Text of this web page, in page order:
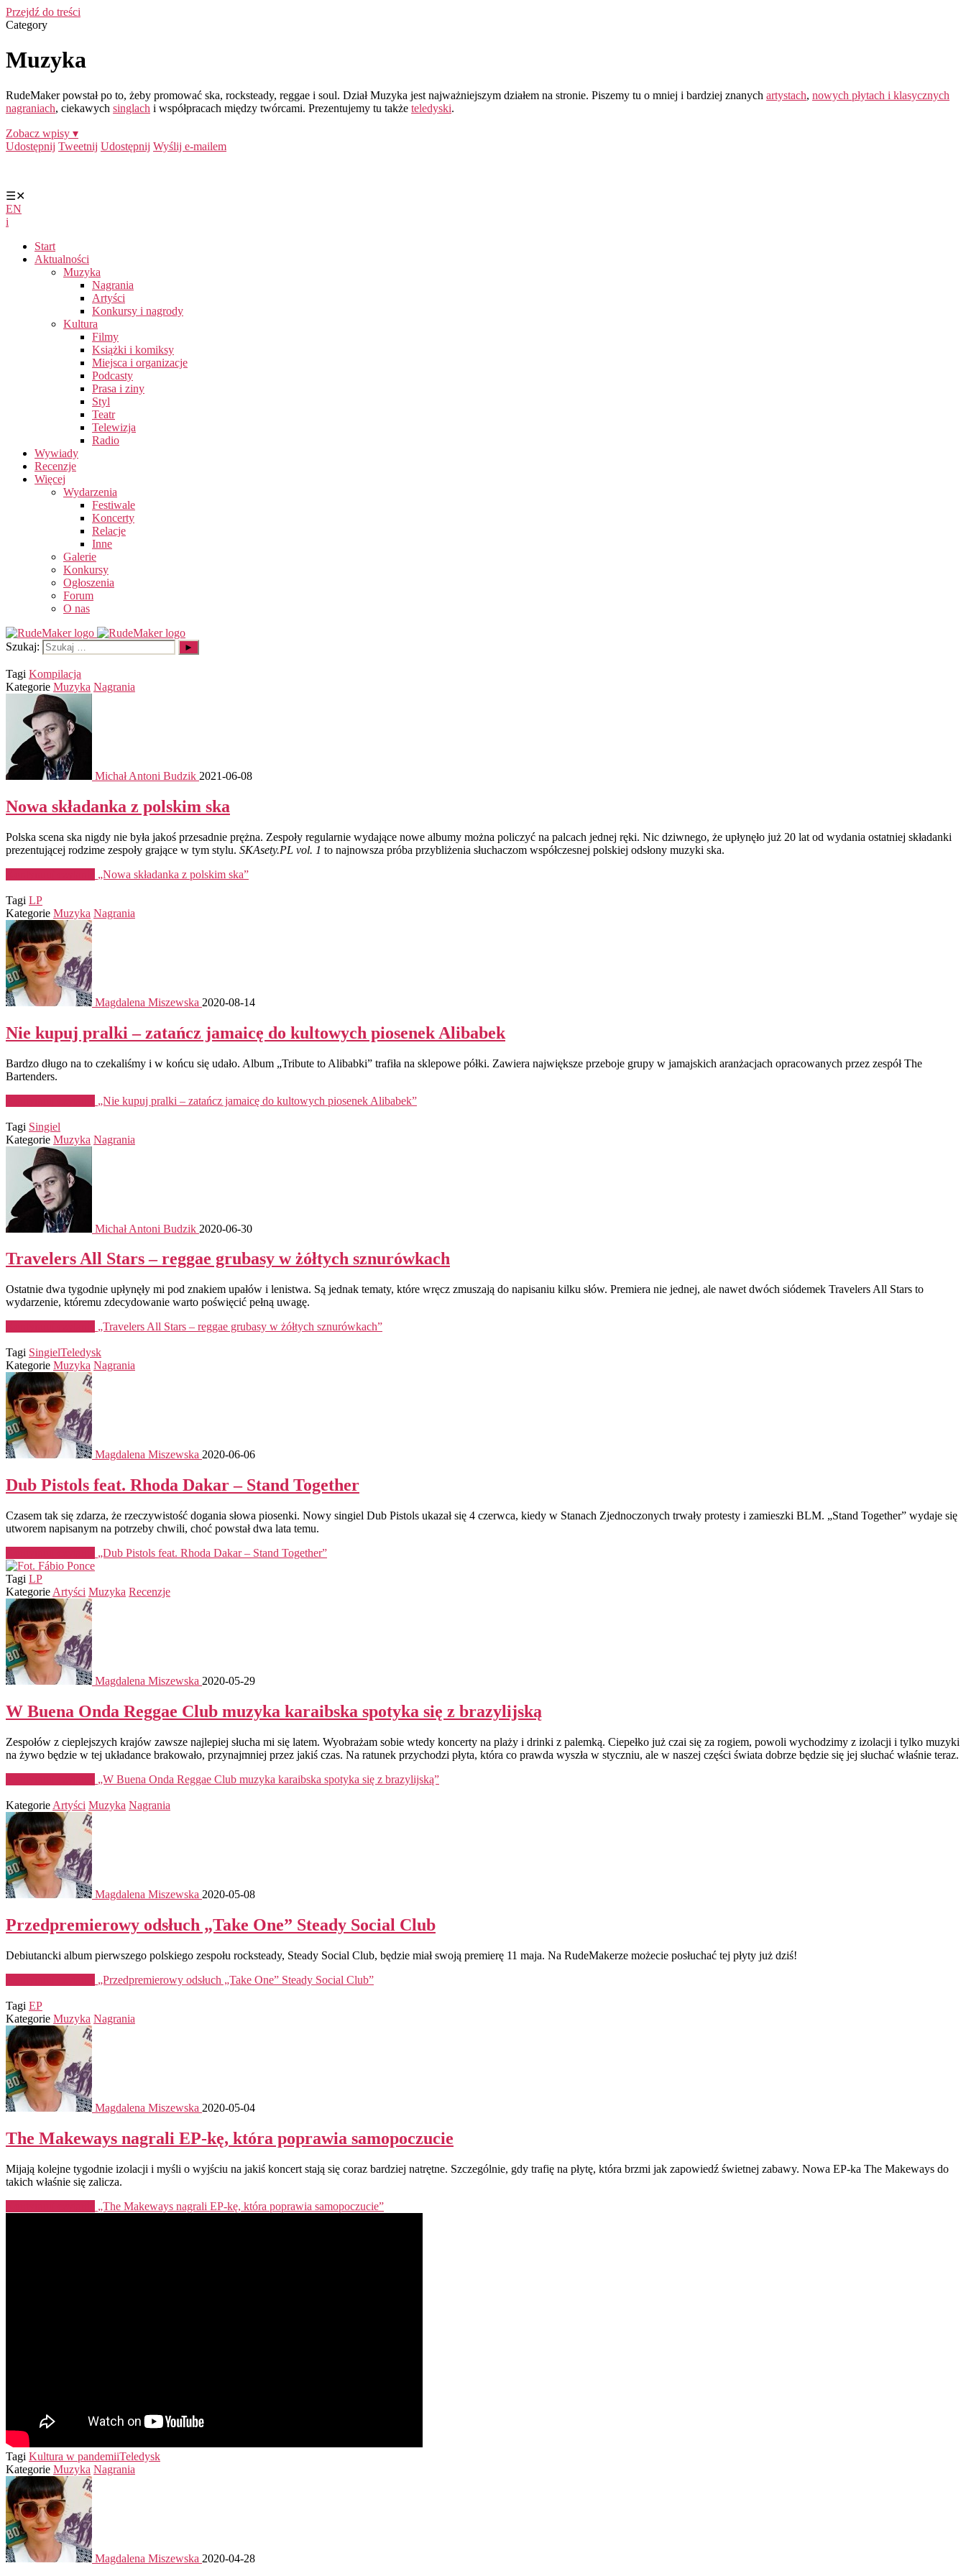
Przejdź do treści
Category
Muzyka
RudeMaker powstał po to, żeby promować ska, rocksteady, reggae i soul. Dział Muzyka jest najważniejszym działem na stronie. Piszemy tu o mniej i bardziej znanych artystach, nowych płytach i klasycznych
nagraniach, ciekawych singlach i współpracach między twórcami. Prezentujemy tu także teledyski.
Zobacz wpisy ▾
Udostępnij Tweetnij Udostępnij Wyślij e-mailem
☰✕
EN
i
Start
Aktualności
Muzyka
Nagrania
Artyści
Konkursy i nagrody
Kultura
Filmy
Książki i komiksy
Miejsca i organizacje
Podcasty
Prasa i ziny
Styl
Teatr
Telewizja
Radio
Wywiady
Recenzje
Więcej
Wydarzenia
Festiwale
Koncerty
Relacje
Inne
Galerie
Konkursy
Ogłoszenia
Forum
O nas
Szukaj:
Tagi Kompilacja
Kategorie Muzyka Nagrania
Michał Antoni Budzik 2021-06-08
Nowa składanka z polskim ska
Polska scena ska nigdy nie była jakoś przesadnie prężna. Zespoły regularnie wydające nowe albumy można policzyć na palcach jednej ręki. Nic dziwnego, że upłynęło już 20 lat od wydania ostatniej składanki
prezentującej rodzime zespoły grające w tym stylu. SKAsety.PL vol. 1 to najnowsza próba przybliżenia słuchaczom współczesnej polskiej odsłony muzyki ska.
„Nowa składanka z polskim ska”
Tagi LP
Kategorie Muzyka Nagrania
Magdalena Miszewska 2020-08-14
Nie kupuj pralki – zatańcz jamaicę do kultowych piosenek Alibabek
Bardzo długo na to czekaliśmy i w końcu się udało. Album „Tribute to Alibabki” trafiła na sklepowe półki. Zawiera największe przeboje grupy w jamajskich aranżacjach opracowanych przez zespół The
Bartenders.
„Nie kupuj pralki – zatańcz jamaicę do kultowych piosenek Alibabek”
Tagi Singiel
Kategorie Muzyka Nagrania
Michał Antoni Budzik 2020-06-30
Travelers All Stars – reggae grubasy w żółtych sznurówkach
Ostatnie dwa tygodnie upłynęły mi pod znakiem upałów i lenistwa. Są jednak tematy, które wręcz zmuszają do napisaniu kilku słów. Premiera nie jednej, ale nawet dwóch siódemek Travelers All Stars to
wydarzenie, któremu zdecydowanie warto poświęcić pełną uwagę.
„Travelers All Stars – reggae grubasy w żółtych sznurówkach”
Tagi SingielTeledysk
Kategorie Muzyka Nagrania
Magdalena Miszewska 2020-06-06
Dub Pistols feat. Rhoda Dakar – Stand Together
Czasem tak się zdarza, że rzeczywistość dogania słowa piosenki. Nowy singiel Dub Pistols ukazał się 4 czerwca, kiedy w Stanach Zjednoczonych trwały protesty i zamieszki BLM. „Stand Together” wydaje się
utworem napisanym na potrzeby chwili, choć powstał dwa lata temu.
„Dub Pistols feat. Rhoda Dakar – Stand Together”
Tagi LP
Kategorie Artyści Muzyka Recenzje
Magdalena Miszewska 2020-05-29
W Buena Onda Reggae Club muzyka karaibska spotyka się z brazylijską
Zespołów z cieplejszych krajów zawsze najlepiej słucha mi się latem. Wyobrażam sobie wtedy koncerty na plaży i drinki z palemką. Ciepełko już czai się za rogiem, powoli wychodzimy z izolacji i tylko muzyki
na żywo będzie w tej układance brakowało, przynajmniej przez jakiś czas. Na ratunek przychodzi płyta, która co prawda wyszła w styczniu, ale w naszej części świata dobrze będzie się jej słuchać właśnie teraz.
„W Buena Onda Reggae Club muzyka karaibska spotyka się z brazylijską”
Kategorie Artyści Muzyka Nagrania
Magdalena Miszewska 2020-05-08
Przedpremierowy odsłuch „Take One” Steady Social Club
Debiutancki album pierwszego polskiego zespołu rocksteady, Steady Social Club, będzie miał swoją premierę 11 maja. Na RudeMakerze możecie posłuchać tej płyty już dziś!
„Przedpremierowy odsłuch „Take One” Steady Social Club”
Tagi EP
Kategorie Muzyka Nagrania
Magdalena Miszewska 2020-05-04
The Makeways nagrali EP-kę, która poprawia samopoczucie
Mijają kolejne tygodnie izolacji i myśli o wyjściu na jakiś koncert stają się coraz bardziej natrętne. Szczególnie, gdy trafię na płytę, która brzmi jak zapowiedź świetnej zabawy. Nowa EP-ka The Makeways do
takich właśnie się zalicza.
„The Makeways nagrali EP-kę, która poprawia samopoczucie”
Tagi Kultura w pandemiiTeledysk
Kategorie Muzyka Nagrania
Magdalena Miszewska 2020-04-28